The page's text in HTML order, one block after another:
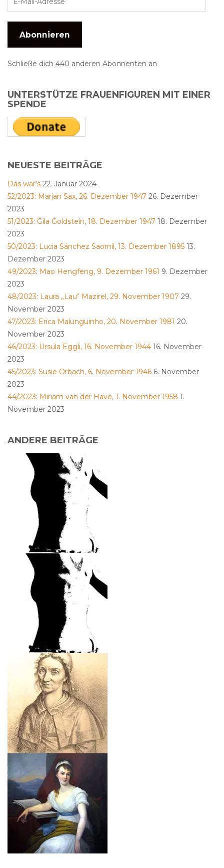
Abonnieren
Schließe dich 440 anderen Abonnenten an
UNTERSTÜTZE FRAUENFIGUREN MIT EINER
SPENDE
NEUESTE BEITRÄGE
Das war’s 22. Januar 2024
52/2023: Marjan Sax, 26. Dezember 1947 26. Dezember
2023
51/2023: Gila Goldstein, 18. Dezember 1947 18. Dezember
2023
50/2023: Lucia Sánchez Saornil, 13. Dezember 1895 13.
Dezember 2023
49/2023: Mao Hengfeng, 9. Dezember 1961 9. Dezember
2023
48/2023: Laura „Lau“ Mazirel, 29. November 1907 29.
November 2023
47/2023: Erica Malunguinho, 20. November 1981 20.
November 2023
46/2023: Ursula Eggli, 16. November 1944 16. November
2023
45/2023: Susie Orbach, 6. November 1946 6. November
2023
44/2023: Miriam van der Have, 1. November 1958 1.
November 2023
ANDERE BEITRÄGE